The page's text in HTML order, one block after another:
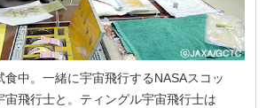
食中。一緒に宇宙飛行するNASAスコッ
宙飛行士と。ティングル宇宙飛行士は